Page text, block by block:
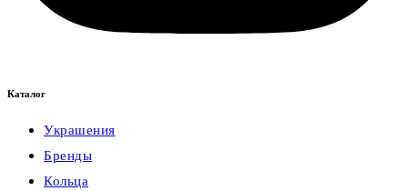
Каталог
Украшения
Бренды
Кольца